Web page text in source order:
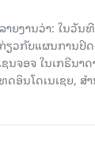
ຍງານວ່າ: ໃນວັ
ຽວກັບແຜນການ
ຈອຈ ໃນເກຣີນາ
ອິນໂດເນເຊຍ,